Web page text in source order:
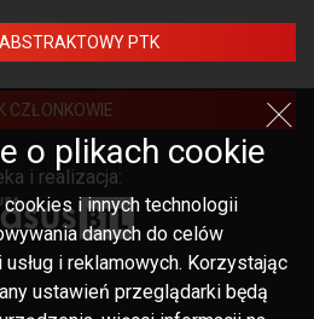
PTK
CZŁONKOWIE
i realizacja:
o plikach cookie
i innych technologii
danych do celów
i reklamowych. Korzystając
ustawień przeglądarki będą